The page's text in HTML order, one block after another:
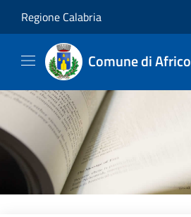
Regione Calabria
Comune di Africo